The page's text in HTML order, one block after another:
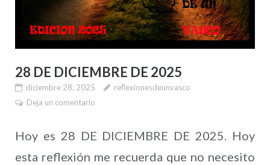
28 DE DICIEMBRE DE 2025
diciembre 28, 2025
reflexionesdeunvasco
Deja un comentario
Hoy es 28 DE DICIEMBRE DE 2025. Hoy
esta reflexión me recuerda que no necesito